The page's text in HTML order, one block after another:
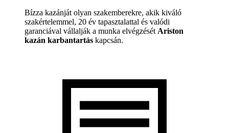
Bízza kazánját olyan szakemberekre, akik kiváló
szakértelemmel, 20 év tapasztalattal és valódi
garanciával vállalják a munka elvégzését Ariston
kazán karbantartás kapcsán.